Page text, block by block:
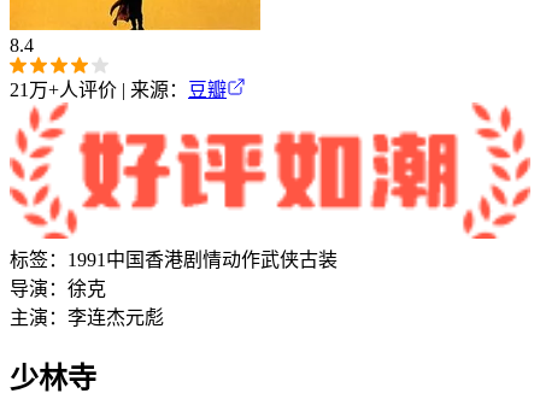
8.4
21万+人评价 | 来源： 豆瓣
标签： 1991 中国香港剧情动作武侠古装
导演： 徐克
主演： 李连杰元彪
少林寺